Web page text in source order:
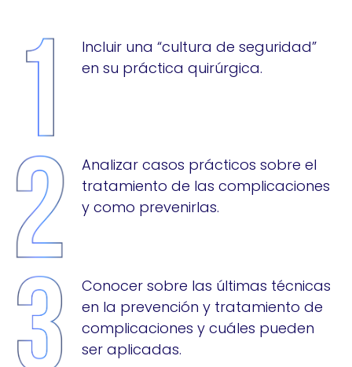
Incluir una “cultura de seguridad”
en su práctica quirúrgica.
Analizar casos prácticos sobre el
tratamiento de las complicaciones
y como prevenirlas.
Conocer sobre las últimas técnicas
en la prevención y tratamiento de
complicaciones y cuáles pueden
ser aplicadas.